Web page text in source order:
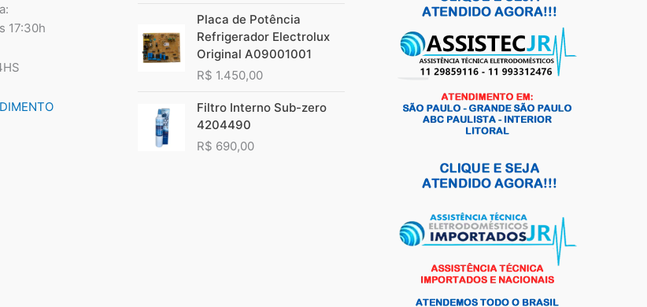
17:30h
Placa de Potência
Refrigerador Electrolux
Original A09001001
R$ 1.450,00
Filtro Interno Sub-zero
4204490
R$ 690,00